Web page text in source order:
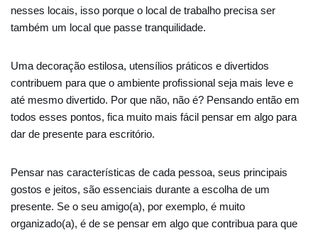
nesses locais, isso porque o local de trabalho precisa ser
também um local que passe tranquilidade.
Uma decoração estilosa, utensílios práticos e divertidos
contribuem para que o ambiente profissional seja mais leve e
até mesmo divertido. Por que não, não é? Pensando então em
todos esses pontos, fica muito mais fácil pensar em algo para
dar de presente para escritório.
Pensar nas características de cada pessoa, seus principais
gostos e jeitos, são essenciais durante a escolha de um
presente. Se o seu amigo(a), por exemplo, é muito
organizado(a), é de se pensar em algo que contribua para que